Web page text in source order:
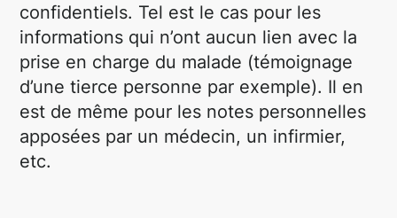
confidentiels. Tel est le cas pour les
informations qui n’ont aucun lien avec la
prise en charge du malade (témoignage
d’une tierce personne par exemple). Il en
est de même pour les notes personnelles
apposées par un médecin, un infirmier,
etc.